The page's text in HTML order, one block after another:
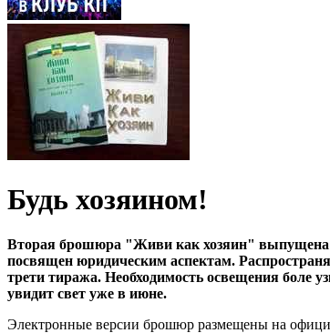
Будь хозяином!
Вторая брошюра "Живи как хозяин" выпущена
посвящен юридическим аспектам.
трети тиража. Необходимость освещения боле
увидит свет уже в июне.
Электронные версии брошюр размещены на